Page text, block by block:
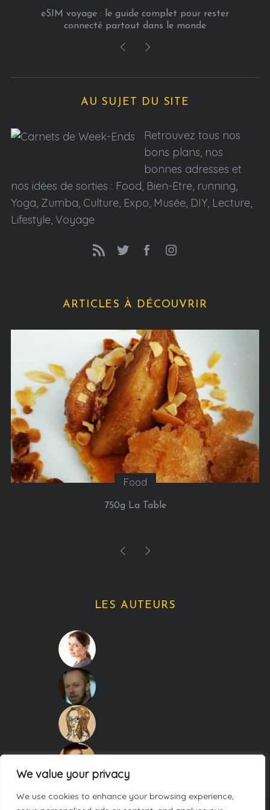
We value your privacy
We use cookies to enhance your browsing experience,
Comment bien choisir une casquette homme pour
allier style, confort et protection au quotidien
AU SUJET DU SITE
Retrouvez tous nos
bons plans, nos
bonnes adresses et
nos idées de sorties : Food, Bien-Etre, running,
Yoga, Zumba, Culture, Expo, Musée, DIY, Lecture,
Lifestyle, Voyage
ARTICLES À DÉCOUVRIR
Sorties
Google installe un chalet à Paris du 21 au 24 janvier
LES AUTEURS